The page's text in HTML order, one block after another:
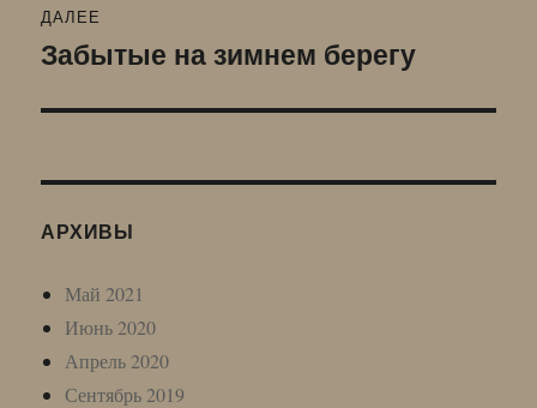
ДАЛЕЕ
Следующая
Забытые на зимнем берегу
АРХИВЫ
Май 2021
Июнь 2020
Апрель 2020
Сентябрь 2019